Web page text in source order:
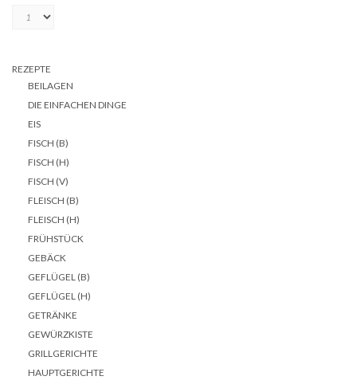
REZEPTE
BEILAGEN
DIE EINFACHEN DINGE
EIS
FISCH (B)
FISCH (H)
FISCH (V)
FLEISCH (B)
FLEISCH (H)
FRÜHSTÜCK
GEBÄCK
GEFLÜGEL (B)
GEFLÜGEL (H)
GETRÄNKE
GEWÜRZKISTE
GRILLGERICHTE
HAUPTGERICHTE